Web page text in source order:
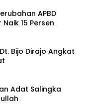
APBD
15 Persen
Bijo Dirajo Angkat
Adat Salingka